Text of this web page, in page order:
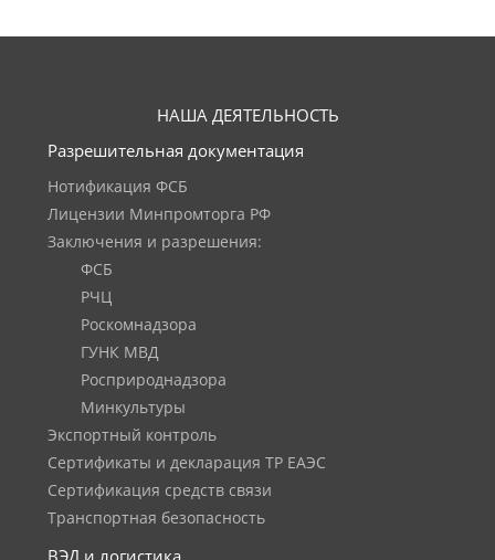
НАША ДЕЯТЕЛЬНОСТЬ
Разрешительная документация
Нотификация ФСБ
Лицензии Минпромторга РФ
Заключения и разрешения:
ФСБ
РЧЦ
Роскомнадзора
ГУНК МВД
Росприроднадзора
Минкультуры
Экспортный контроль
Сертификаты и декларация ТР ЕАЭС
Сертификация средств связи
Транспортная безопасность